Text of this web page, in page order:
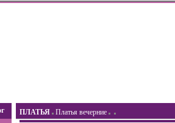
ПЛАТЬЯ Платья вечерние